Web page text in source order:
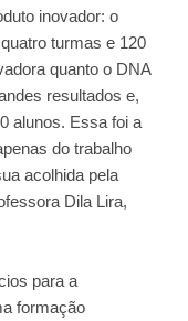
inovador: o
turmas e 120
quanto o DNA
resultados e,
alunos. Essa foi a
do trabalho
acolhida pela
Dila Lira,
para a
formação